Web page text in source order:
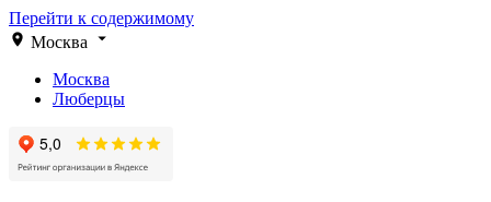
Перейти к содержимому
Москва
Москва
Люберцы